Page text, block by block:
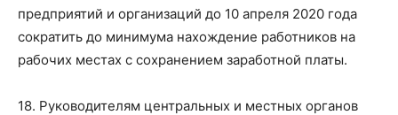
предприятий и организаций до 10 апреля 2020 года
сократить до минимума нахождение работников на
рабочих местах с сохранением заработной платы.
18. Руководителям центральных и местных органов